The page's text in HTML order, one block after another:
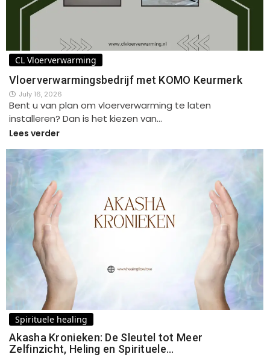
CL Vloerverwarming
Vloerverwarmingsbedrijf met KOMO Keurmerk
July 16, 2026
Bent u van plan om vloerverwarming te laten
installeren? Dan is het kiezen van…
Lees verder
Spirituele healing
Akasha Kronieken: De Sleutel tot Meer
Zelfinzicht, Heling en Spirituele…